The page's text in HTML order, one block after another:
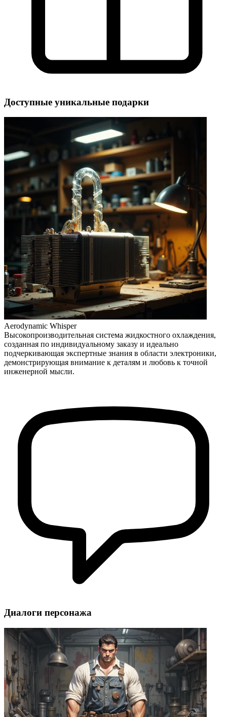
Доступные уникальные подарки
Aerodynamic Whisper
Высокопроизводительная система жидкостного охлаждения,
созданная по индивидуальному заказу и идеально
подчеркивающая экспертные знания в области электроники,
демонстрирующая внимание к деталям и любовь к точной
инженерной мысли.
Диалоги персонажа